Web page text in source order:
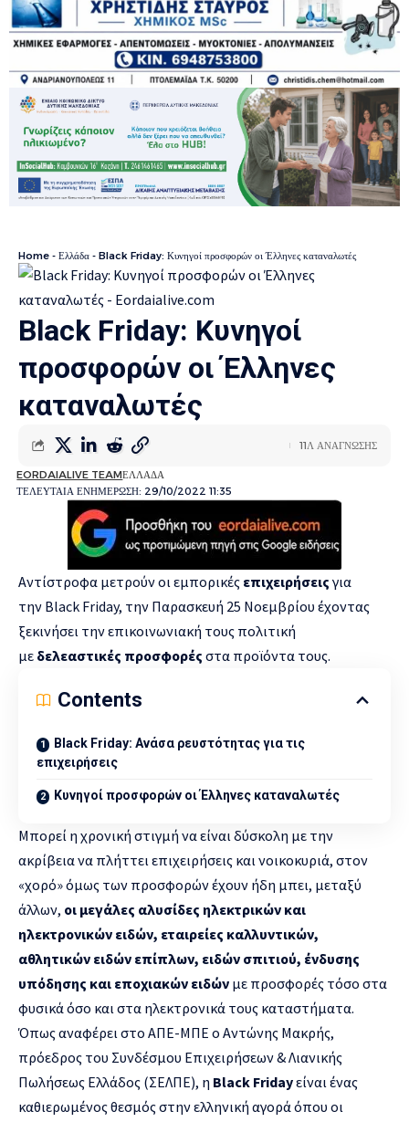
Home - Ελλάδα - Black Friday: Κυνηγοί προσφορών οι Έλληνες καταναλωτές
Black Friday: Κυνηγοί
προσφορών οι Έλληνες
καταναλωτές
ΤΕΛΕΥΤΑΙΑ ΕΝΗΜΕΡΩΣΗ: 29/10/2022 11:35
EORDAIALIVE TEAMΕΛΛΑΔΑ
11Λ ΑΝΑΓΝΩΣΗΣ
Αντίστροφα μετρούν οι εμπορικές επιχειρήσειςγια
την Black Friday, την Παρασκευή 25 Νοεμβρίου έχοντας
ξεκινήσει την επικοινωνιακή τους πολιτική
με δελεαστικές προσφορές στα προϊόντα τους.
Contents
Black Friday: Ανάσα ρευστότητας για τις
επιχειρήσεις
Κυνηγοί προσφορών οι Έλληνες καταναλωτές
Μπορεί η χρονική στιγμή να είναι δύσκολη με την
ακρίβεια να πλήττει επιχειρήσεις και νοικοκυριά, στον
«χορό» όμως των προσφορών έχουν ήδη μπει, μεταξύ
άλλων, οι μεγάλες αλυσίδες ηλεκτρικών και
ηλεκτρονικών ειδών, εταιρείες καλλυντικών,
αθλητικών ειδών επίπλων, ειδών σπιτιού, ένδυσης
υπόδησης και εποχιακών ειδών με προσφορές τόσο στα
φυσικά όσο και στα ηλεκτρονικά τους καταστήματα.
Όπως αναφέρει στο ΑΠΕ-ΜΠΕ ο Αντώνης Μακρής,
πρόεδρος του Συνδέσμου Επιχειρήσεων & Λιανικής
Πωλήσεως Ελλάδος (ΣΕΛΠΕ), η Black Fridayείναι ένας
καθιερωμένος θεσμός στην ελληνική αγορά όπου οι